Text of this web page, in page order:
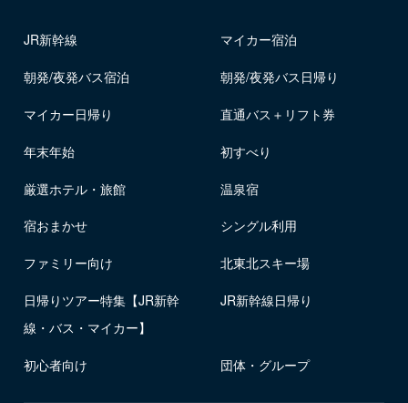
JR新幹線 マイカー宿泊
朝発/夜発バス宿泊 朝発/夜発バス日帰り
マイカー日帰り 直通バス＋リフト券
年末年始 初すべり
厳選ホテル・旅館 温泉宿
宿おまかせ シングル利用
ファミリー向け 北東北スキー場
日帰りツアー特集【JR新幹
線・バス・マイカー】
JR新幹線日帰り
初心者向け 団体・グループ